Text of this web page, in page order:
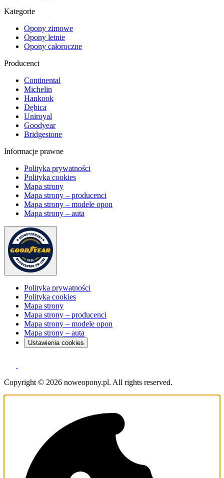
Kategorie
Opony zimowe
Opony letnie
Opony całoroczne
Producenci
Continental
Michelin
Hankook
Dębica
Uniroyal
Goodyear
Bridgestone
Informacje prawne
Polityka prywatności
Polityka cookies
Mapa strony
Mapa strony – producenci
Mapa strony – modele opon
Mapa strony – auta
Polityka prywatności
Polityka cookies
Mapa strony
Mapa strony – producenci
Mapa strony – modele opon
Mapa strony – auta
Ustawienia cookies
Copyright © 2026 noweopony.pl. All rights reserved.